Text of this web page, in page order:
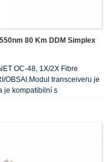
80 Km DDM Simplex
OC-48, 1X/2X Fibre
OBSAI.Modul transceiveru je
je kompatibilní s